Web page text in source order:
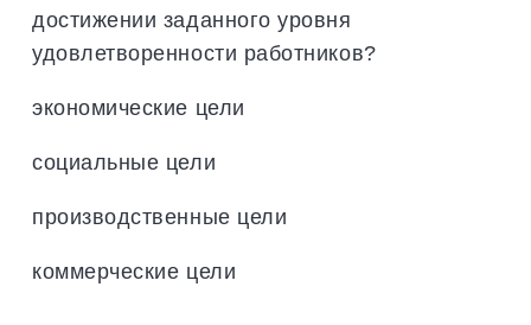
достижении заданного уровня
удовлетворенности работников?
экономические цели
социальные цели
производственные цели
коммерческие цели